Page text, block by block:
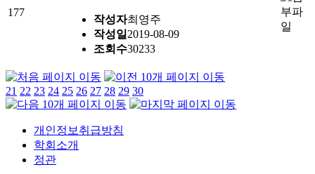
177
작성자최영주
작성일 2019-08-09
조회수30233
21 22 23 24 25 26 27 28 29 30
개인정보취급방침
학회소개
정관